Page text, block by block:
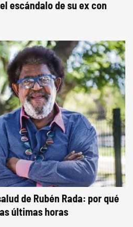
escándalo de su ex con
de Rubén Rada: por qué
últimas horas